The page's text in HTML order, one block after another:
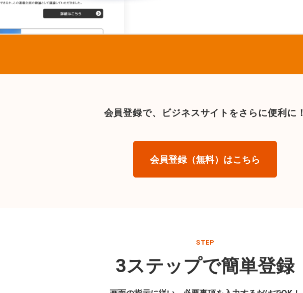
会員登録で、 ビジネスサイトをさらに便利に！
会員登録（無料）はこちら
STEP
3ステップで簡単登録